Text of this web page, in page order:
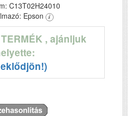
C13T02H24010
Epson
, ajánljuk